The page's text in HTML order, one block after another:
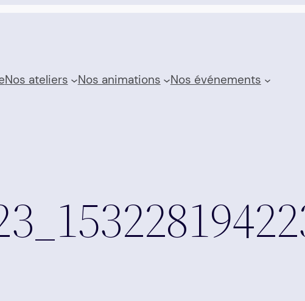
Nos ateliers Nos animations Nos événements